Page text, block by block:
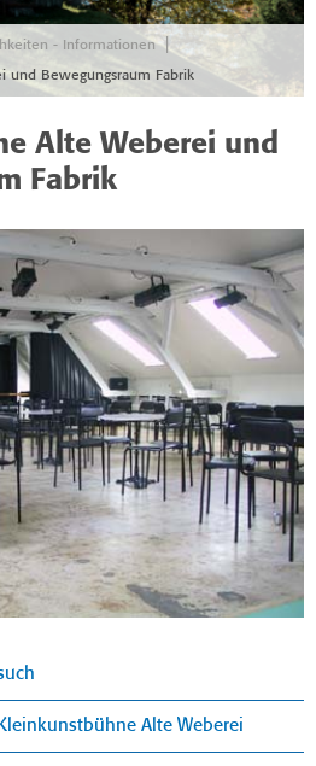
- Informationen |
und Bewegungsraum Fabrik
Alte Weberei und
Fabrik
Alte Weberei